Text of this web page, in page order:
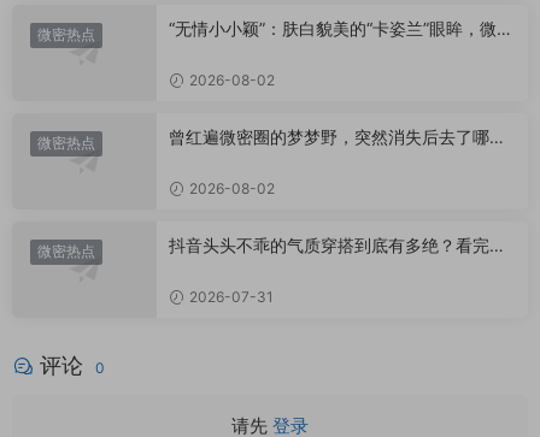
微密热点
“无情小小颖”：肤白貌美的“卡姿兰”眼眸，微密
2026-08-02
微密热点
曾红遍微密圈的梦梦野，突然消失后去了哪
2026-08-02
微密热点
抖音头头不乖的气质穿搭到底有多绝？看完想
2026-07-31
评论 0
请先 登录